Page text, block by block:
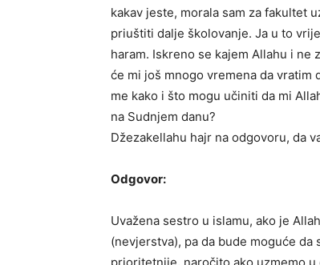
kakav jeste, morala sam za fakultet
priuštiti dalje školovanje. Ja u to
haram. Iskreno se kajem Allahu i
će mi još mnogo vremena da vratim
me kako i što mogu učiniti da mi
na Sudnjem danu?
Džezakellahu hajr na odgovoru, da
Odgovor:
Uvažena sestro u islamu, ako je
(nevjerstva), pa da bude moguće
prioritetnije, naročito ako uzmemo